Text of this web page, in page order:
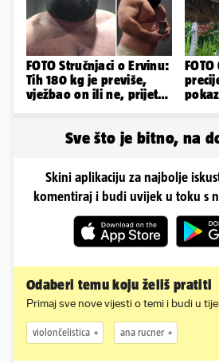
FOTO Stručnjaci o Ervinu:
Tih 180 kg je previše,
vježbao on ili ne, prijete
Sve što je bitno, na
Skini aplikaciju za najbolje
komentiraj i budi uvijek u toku s
Odaberi temu koju želiš pratiti
Primaj sve nove vijesti o temi i budi u
violončelistica ana rucner